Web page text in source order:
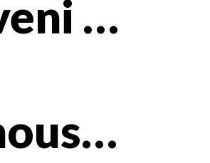
🏢 Crveni krst, 63m2 – Moderan 3.0. stan – Kneza od Semberije
Penthouse duša Starog grada: 90m² čiste umetnosti u Majke Jevrosime 🏙️